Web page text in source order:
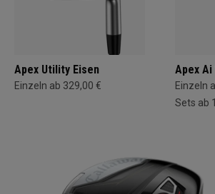
Apex Utility Eisen
Einzeln ab 329,00 €
Apex Ai
Einzeln
Sets ab